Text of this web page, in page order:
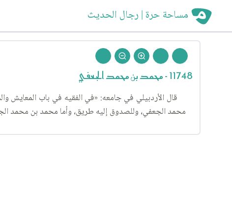
مساحة حرة | رجال الحديث
11748 - محمد بن محمد الجعفي
محمد الجعفي، وللصدوق إليه طريق، وأما محمد بن محمد